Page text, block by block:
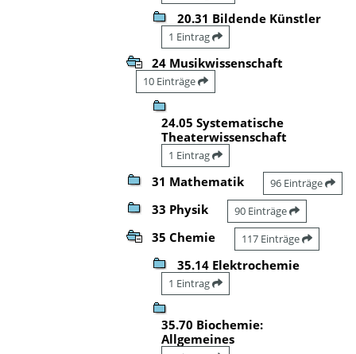
20.31 Bildende Künstler
1 Eintrag
24 Musikwissenschaft
10 Einträge
24.05 Systematische
Theaterwissenschaft
1 Eintrag
31 Mathematik 96 Einträge
33 Physik 90 Einträge
35 Chemie 117 Einträge
35.14 Elektrochemie
1 Eintrag
35.70 Biochemie:
Allgemeines